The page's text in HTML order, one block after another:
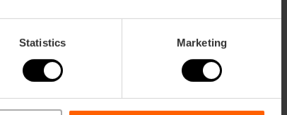
Statistics Marketing
Cocktail:200
Cocktail:70